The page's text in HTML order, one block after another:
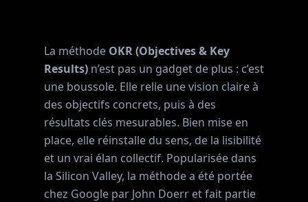
La méthode OKR (Objectives & Key
Results) n’est pas un gadget de plus : c’est
une boussole. Elle relie une vision claire à
des objectifs concrets, puis à des
résultats clés mesurables. Bien mise en
place, elle réinstalle du sens, de la lisibilité
et un vrai élan collectif. Popularisée dans
la Silicon Valley, la méthode a été portée
chez Google par John Doerr et fait partie